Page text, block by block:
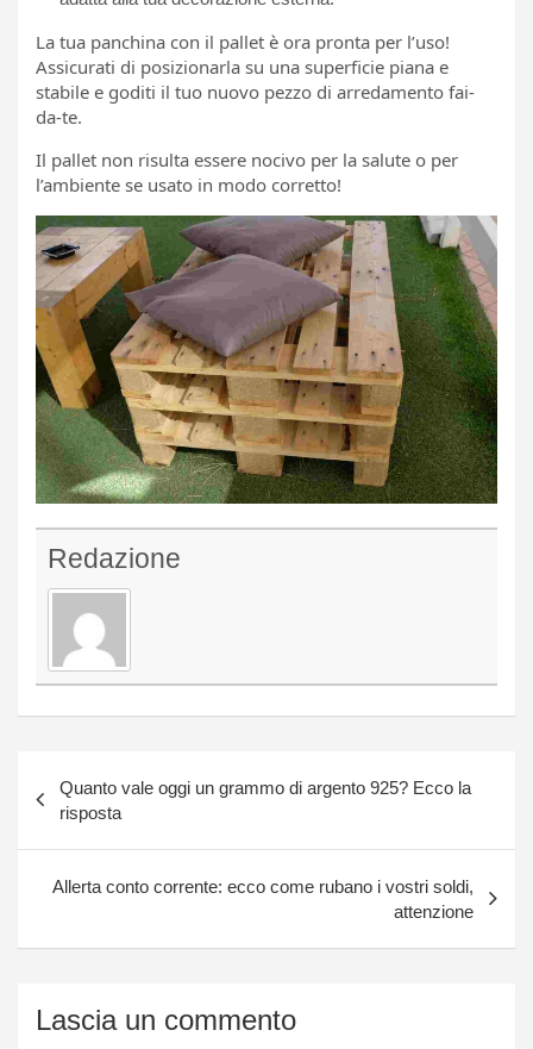
La tua panchina con il pallet è ora pronta per l’uso!
Assicurati di posizionarla su una superficie piana e
stabile e goditi il ​​tuo nuovo pezzo di arredamento fai-
da-te.
Il pallet non risulta essere nocivo per la salute o per
l’ambiente se usato in modo corretto!
Redazione
articoli
Quanto vale oggi un grammo di argento 925? Ecco la
risposta
Allerta conto corrente: ecco come rubano i vostri soldi,
attenzione
Lascia un commento